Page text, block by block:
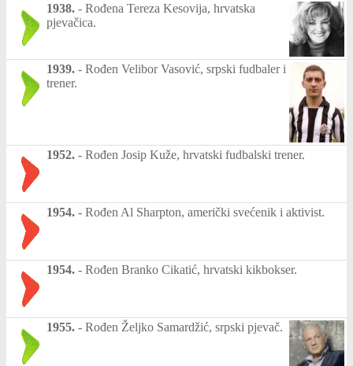
1938. - Rođena Tereza Kesovija, hrvatska
pjevačica.
1939. - Rođen Velibor Vasović, srpski fudbaler i
trener.
1952. - Rođen Josip Kuže, hrvatski fudbalski trener.
1954. - Rođen Al Sharpton, američki svećenik i aktivist.
1954. - Rođen Branko Cikatić, hrvatski kikbokser.
1955. - Rođen Željko Samardžić, srpski pjevač.